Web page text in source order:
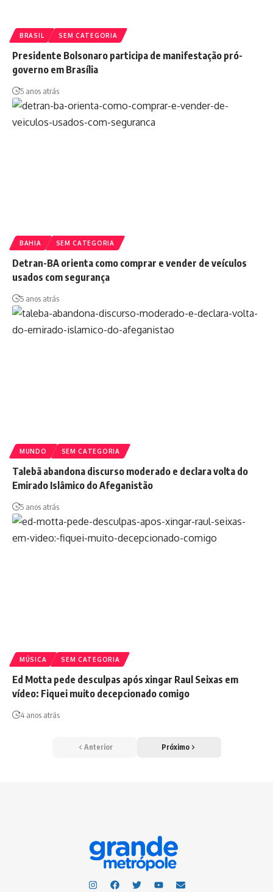
BRASIL SEM CATEGORIA
Presidente Bolsonaro participa de manifestação pró-
governo em Brasília
5 anos atrás
BAHIA SEM CATEGORIA
Detran-BA orienta como comprar e vender de veículos
usados com segurança
5 anos atrás
MUNDO SEM CATEGORIA
Talebã abandona discurso moderado e declara volta do
Emirado Islâmico do Afeganistão
5 anos atrás
MÚSICA SEM CATEGORIA
Ed Motta pede desculpas após xingar Raul Seixas em
vídeo: Fiquei muito decepcionado comigo
4 anos atrás
Anterior Próximo